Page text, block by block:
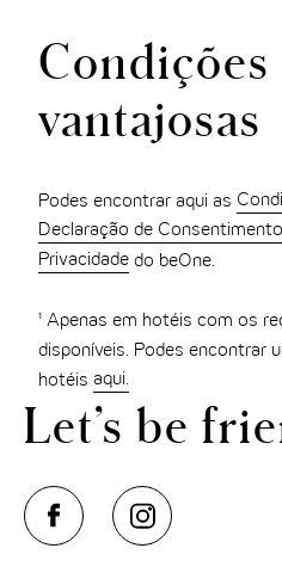
Condições
vantajosas
Podes encontrar aqui as
Declaração de Consentimento
Privacidade do beOne.
¹ Apenas em hotéis com os
disponíveis. Podes encontrar
hotéisaqui.
Let’s be